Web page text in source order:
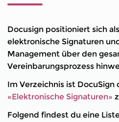
Docusign positioniert sich
elektronische Signaturen
Management über den
Vereinbarungsprozess
Im Verzeichnis ist DocuSign
«Elektronische Signaturen»
Folgend findest du eine